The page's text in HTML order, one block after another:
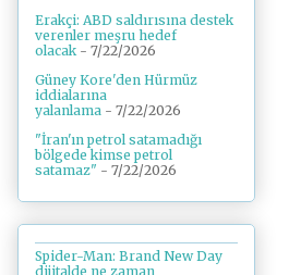
Erakçi: ABD saldırısına destek
verenler meşru hedef
olacak - 7/22/2026
Güney Kore'den Hürmüz
iddialarına
yalanlama - 7/22/2026
"İran'ın petrol satamadığı
bölgede kimse petrol
satamaz" - 7/22/2026
Spider-Man: Brand New Day
dijitalde ne zaman